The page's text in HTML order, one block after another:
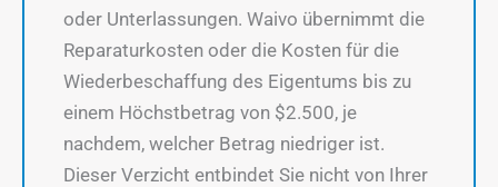
oder Unterlassungen. Waivo übernimmt die
Reparaturkosten oder die Kosten für die
Wiederbeschaffung des Eigentums bis zu
einem Höchstbetrag von $2.500, je
nachdem, welcher Betrag niedriger ist.
Dieser Verzicht entbindet Sie nicht von Ihrer